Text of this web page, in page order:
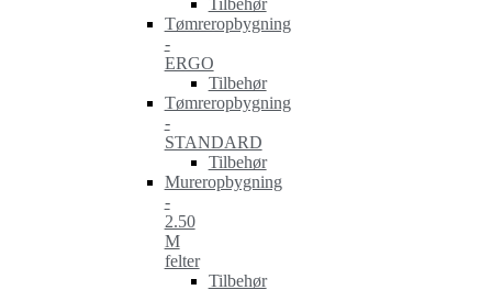
Tilbehør
Tømreropbygning
-
ERGO
Tilbehør
Tømreropbygning
-
STANDARD
Tilbehør
Mureropbygning
-
2.50
M
felter
Tilbehør